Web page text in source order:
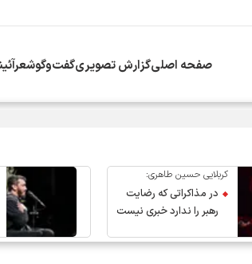
صفحه اصلیگزارش تصویریگفت‌وگو
کربلایی حسین طاهری:
در مذاکراتی که رضایت
رهبر را ندارد خبری نیست